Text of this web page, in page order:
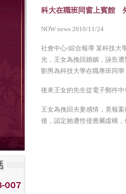
科大在職班同窗上賓館
NOW news 2010/11/24
社會中心/綜合報導 某科技大
光，王女為挽回婚姻，誣告
劉男為科技大學在職專班同
後來王女的先生從電子郵件
王女為挽回夫妻感情，竟報
後，認定她遭性侵應屬虛構，